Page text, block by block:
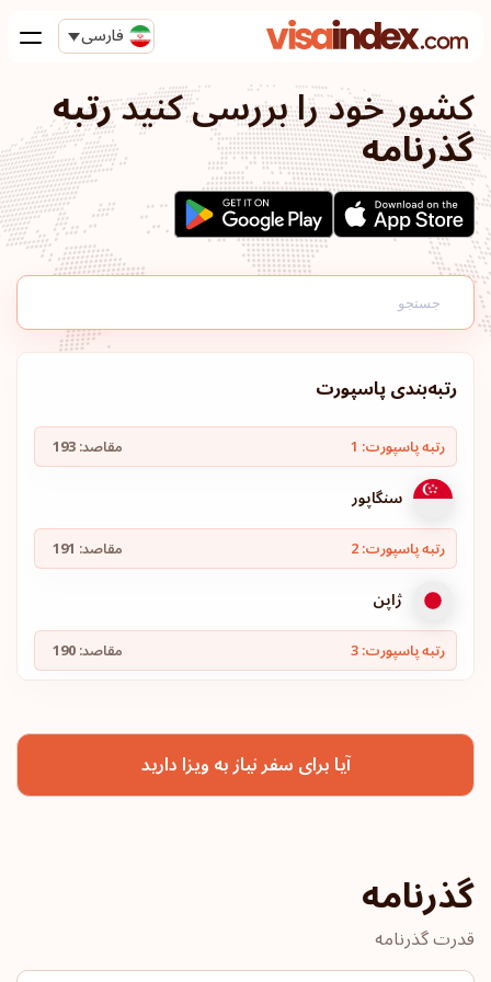
فارسی
کشور خود را بررسی کنیدرتبه
گذرنامه
رتبه‌بندی پاسپورت
رتبه پاسپورت: 1 مقاصد:193
سنگاپور
رتبه پاسپورت: 2 مقاصد: 191
ژاپن
رتبه پاسپورت: 3 مقاصد:190
فنلاند
آیا برای سفر نیاز به ویزا دارید
گذرنامه
قدرت گذرنامه